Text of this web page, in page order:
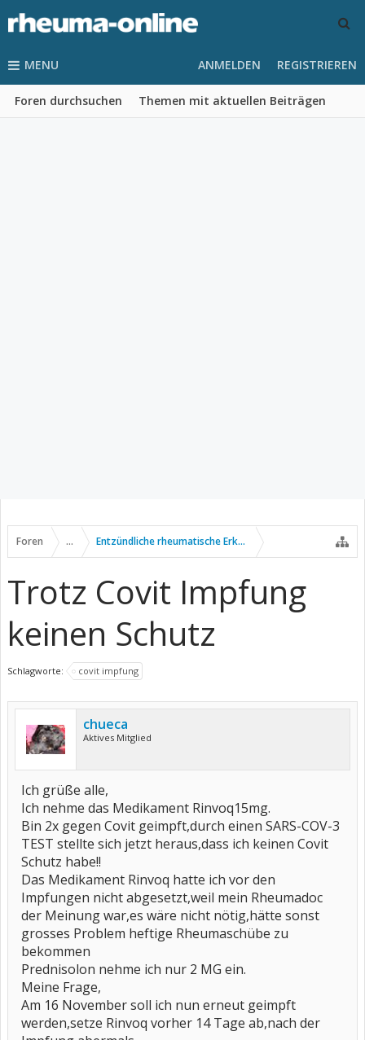
MENU
Foren durchsuchen Themen mit aktuellen Beiträgen
ANMELDEN REGISTRIEREN
Foren ... Entzündliche rheumatische Erkrankungen
Trotz Covit Impfung
keinen Schutz
Schlagworte: covit impfung
chueca
Aktives Mitglied
Ich grüße alle,
Ich nehme das Medikament Rinvoq15mg.
Bin 2x gegen Covit geimpft,durch einen SARS-COV-3
TEST stellte sich jetzt heraus,dass ich keinen Covit
Schutz habe!!
Das Medikament Rinvoq hatte ich vor den
Impfungen nicht abgesetzt,weil mein Rheumadoc
der Meinung war,es wäre nicht nötig,hätte sonst
grosses Problem heftige Rheumaschübe zu
bekommen
Prednisolon nehme ich nur 2 MG ein.
Meine Frage,
Am 16 November soll ich nun erneut geimpft
werden,setze Rinvoq vorher 14 Tage ab,nach der